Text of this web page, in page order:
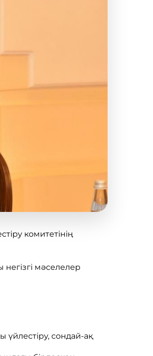
комитетінің
мәселелер
сондай-ақ